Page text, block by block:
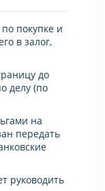
покупке и
в залог,
до
делу (по
на
передать
руководить